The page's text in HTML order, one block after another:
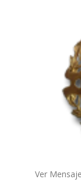
Ver Mensaje